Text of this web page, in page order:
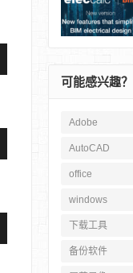
可能感兴趣？
Adobe
AutoCAD
office
windows
下载工具
备份软件